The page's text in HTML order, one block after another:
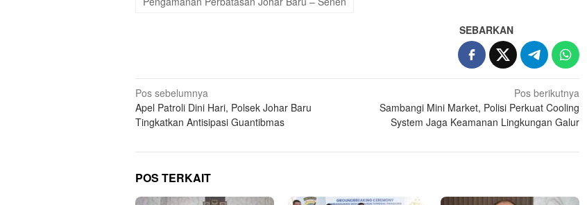
SEBARKAN
Navigasi
pos
Pos sebelumnya
Apel Patroli Dini Hari, Polsek Johar Baru
Tingkatkan Antisipasi Guantibmas
Pos berikutnya
Sambangi Mini Market, Polisi Perkuat Cooling
System Jaga Keamanan Lingkungan Galur
POS TERKAIT